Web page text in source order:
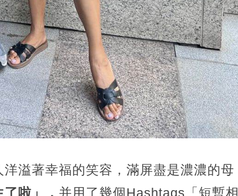
溢著幸福的笑容，滿屏盡是濃濃的母
了啦」， 并用了幾個Hashtags「短暫相